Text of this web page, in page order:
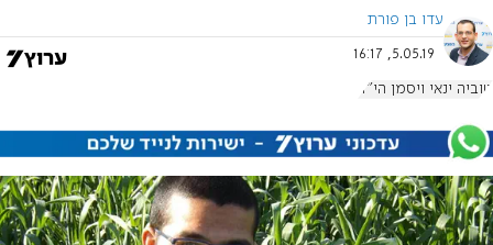
עדו בן פורת
5.05.19, 16:17
טוביה ינאי ויסמן הי"ד